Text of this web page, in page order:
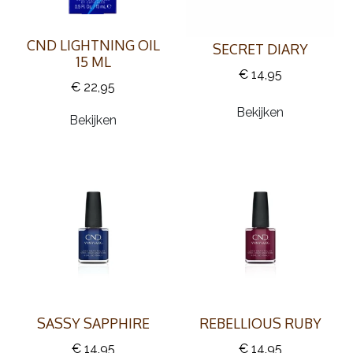
CND LIGHTNING OIL
15 ML
€ 22,95
Bekijken
SECRET DIARY
€ 14,95
Bekijken
SASSY SAPPHIRE
€ 14,95
REBELLIOUS RUBY
€ 14,95